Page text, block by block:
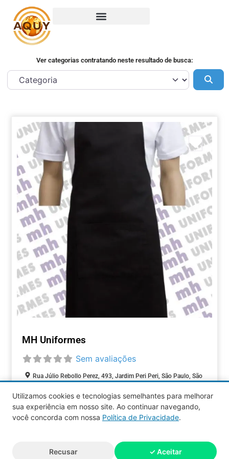
Ver categorias contratando neste resultado de busca:
MH Uniformes
Sem avaliações
Rua Júlio Rebollo Perez, 493, Jardim Peri Peri, São Paulo, São
COMÉRCIOS
reservados.
Utilizamos cookies e tecnologias semelhantes para melhorar
sua experiência em nosso site. Ao continuar navegando,
você concorda com nossa Política de Privacidade.
Recusar ✓ Aceitar